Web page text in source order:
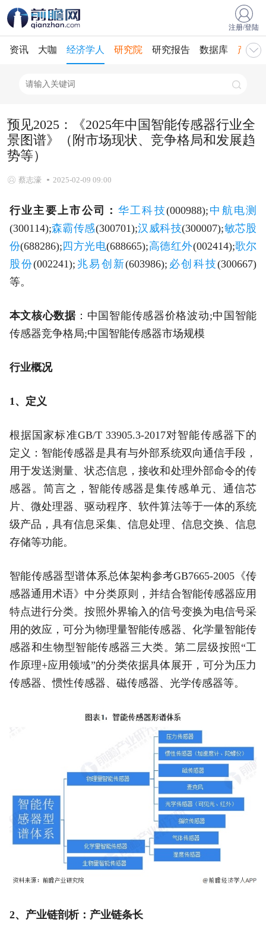
注册/登陆
资讯 大咖 经济学人 研究院 研究报告 数据库 产业
预见2025：《2025年中国智能传感器行业全
景图谱》（附市场现状、竞争格局和发展趋
势等）
蔡志濠 2025-02-09 09:00
行业主要上市公司： 华工科技(000988); 中航电测
(300114);森霸传感(300701);汉威科技(300007);敏芯股
份(688286);四方光电(688665);高德红外(002414);歌尔
股份(002241); 兆易创新(603986); 必创科技(300667)
等。
本文核心数据：中国智能传感器价格波动;中国智能
传感器竞争格局;中国智能传感器市场规模
行业概况
1、定义
根据国家标准GB/T 33905.3-2017对智能传感器下的
定义：智能传感器是具有与外部系统双向通信手段，
用于发送测量、状态信息，接收和处理外部命令的传
感器。简言之，智能传感器是集传感单元、通信芯
片、微处理器、驱动程序、软件算法等于一体的系统
级产品，具有信息采集、信息处理、信息交换、信息
存储等功能。
智能传感器型谱体系总体架构参考GB7665-2005《传
感器通用术语》中分类原则，并结合智能传感器应用
特点进行分类。按照外界输入的信号变换为电信号采
用的效应，可分为物理量智能传感器、化学量智能传
感器和生物型智能传感器三大类。第二层级按照“工
作原理+应用领域”的分类依据具体展开，可分为压力
传感器、惯性传感器、磁传感器、光学传感器等。
2、产业链剖析：产业链条长